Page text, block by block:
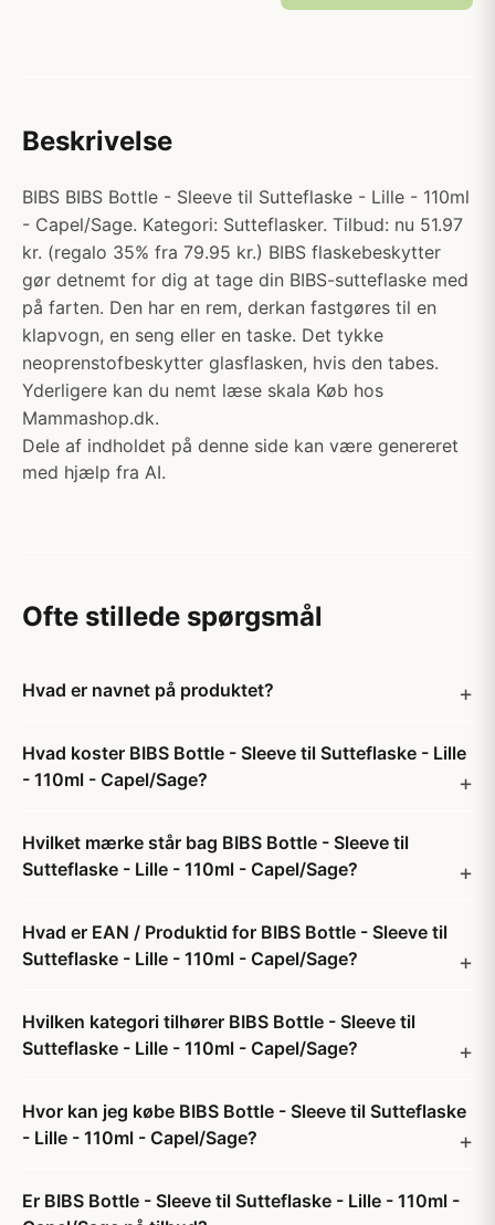
Beskrivelse
BIBS BIBS Bottle - Sleeve til Sutteflaske - Lille - 110ml
- Capel/Sage. Kategori: Sutteflasker. Tilbud: nu 51.97
kr. (regalo 35% fra 79.95 kr.) BIBS flaskebeskytter
gør detnemt for dig at tage din BIBS-sutteflaske med
på farten. Den har en rem, derkan fastgøres til en
klapvogn, en seng eller en taske. Det tykke
neoprenstofbeskytter glasflasken, hvis den tabes.
Yderligere kan du nemt læse skala Køb hos
Mammashop.dk.
Dele af indholdet på denne side kan være genereret
med hjælp fra AI.
Ofte stillede spørgsmål
Hvad er navnet på produktet?
Hvad koster BIBS Bottle - Sleeve til Sutteflaske - Lille
- 110ml - Capel/Sage?
Hvilket mærke står bag BIBS Bottle - Sleeve til
Sutteflaske - Lille - 110ml - Capel/Sage?
Hvad er EAN / Produktid for BIBS Bottle - Sleeve til
Sutteflaske - Lille - 110ml - Capel/Sage?
Hvilken kategori tilhører BIBS Bottle - Sleeve til
Sutteflaske - Lille - 110ml - Capel/Sage?
Hvor kan jeg købe BIBS Bottle - Sleeve til Sutteflaske
- Lille - 110ml - Capel/Sage?
Er BIBS Bottle - Sleeve til Sutteflaske - Lille - 110ml -